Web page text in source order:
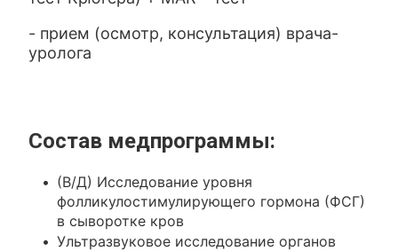
- прием (осмотр, консультация) врача-
уролога
Состав медпрограммы:
(В/Д) Исследование уровня
фолликулостимулирующего гормона (ФСГ)
в сыворотке кров
Ультразвуковое исследование органов